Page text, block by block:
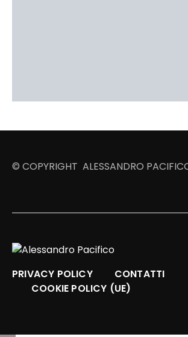
© COPYRIGHT ALESSANDRO
PRIVACY POLICY
CONTATTI
COOKIE POLICY (UE)